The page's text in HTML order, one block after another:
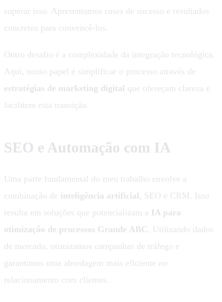
superar isso. Apresentamos cases de sucesso e resultados
concretos para convencê-los.
Outro desafio é a complexidade da integração tecnológica.
Aqui, nosso papel é simplificar o processo através de
estratégias de marketing digital que ofereçam clareza e
facilitem esta transição.
SEO e Automação com IA
Uma parte fundamental do meu trabalho envolve a
combinação de inteligência artificial , SEO e CRM. Isso
resulta em soluções que potencializam a IA para
otimização de processos Grande ABC . Utilizando dados
de mercado, otimizamos campanhas de tráfego e
garantimos uma abordagem mais eficiente no
relacionamento com clientes.